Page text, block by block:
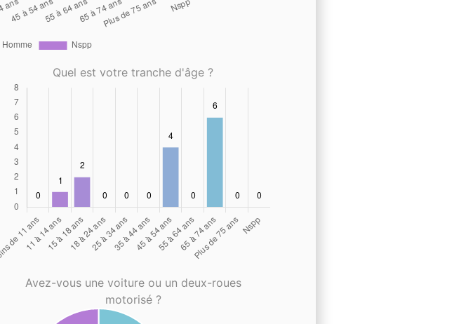
Quel est votre tranche d'âge ?
Avez-vous une voiture ou un deux-roues
motorisé ?